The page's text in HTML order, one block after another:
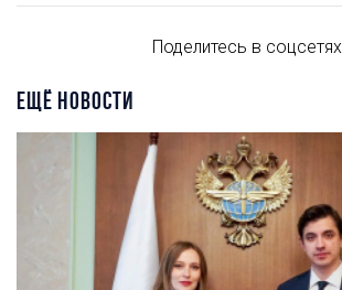
Поделитесь в соцсетях
ЕЩЁ НОВОСТИ